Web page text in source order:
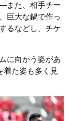
また、相手チー
巨大な鍋で作っ
るなどし、チケ
に向かう姿があ
着た姿も多く見